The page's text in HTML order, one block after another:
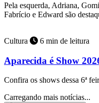
Pela esquerda, Adriana,
Fabrício e Edward são
Cultura 6 min de leitura
Aparecida é Show
Confira os shows dessa 6ª
Carregando mais notícias...